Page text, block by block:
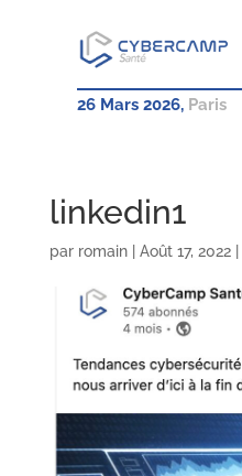
26 Mars 2026, Paris
linkedin1
par romain| Août 17, 2022|